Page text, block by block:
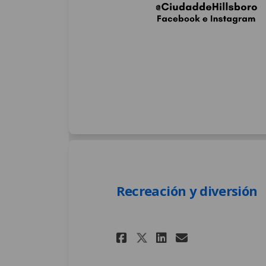
Recreación y diversión
Share Recreación
ShareShare
Email